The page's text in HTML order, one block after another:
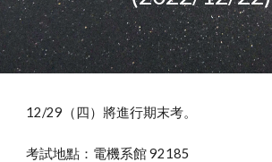
12/29 （四）將進行期末考。
考試地點：電機系館 92185